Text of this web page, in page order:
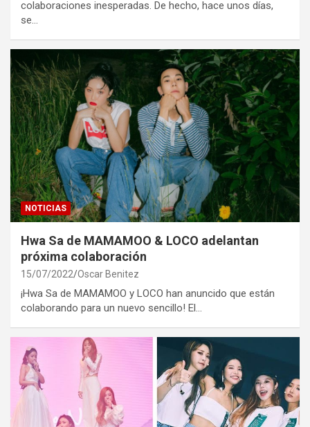
colaboraciones inesperadas. De hecho, hace unos días,
se…
NOTICIAS
Hwa Sa de MAMAMOO & LOCO adelantan
próxima colaboración
15/07/2022 Oscar Benitez
¡Hwa Sa de MAMAMOO y LOCO han anuncido que están
colaborando para un nuevo sencillo! El…